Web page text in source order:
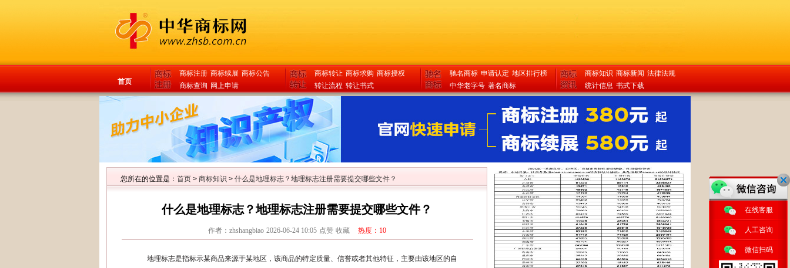
首页
商标注册 商标续展 商标公告
商标查询 网上申请
商标转让 商标求购 商标授权
转让流程 转让书式
驰名商标 申请认定 地区排行榜
中华老字号 著名商标
商标知识 商标新闻 法律法规
统计信息 书式下载
您所在的位置是： 首页 > 商标知识 > 什么是地理标志？地理标志注册需要提交哪些文件？
什么是地理标志？地理标志注册需要提交哪些文件？
作者：zhshangbiao 2026-06-24 10:05 点赞 收藏 热度：10
地理标志是指标示某商品来源于某地区，该商品的特定质量、信誉或者其他特征，主要由该地区的自
在线客服
人工咨询
微信扫码